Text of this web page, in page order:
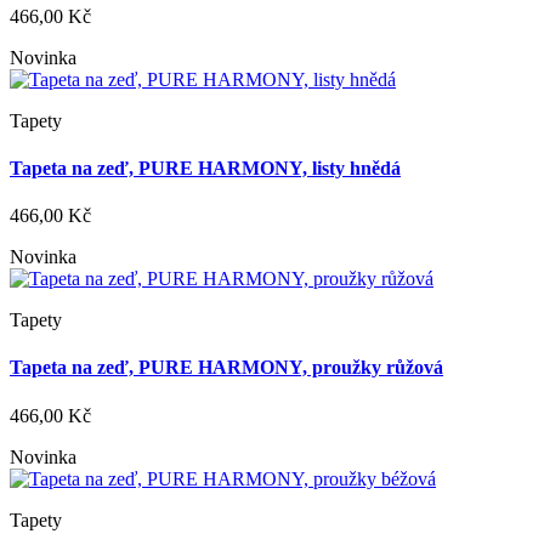
466,00 Kč
Novinka
Tapety
Tapeta na zeď, PURE HARMONY, listy hnědá
466,00 Kč
Novinka
Tapety
Tapeta na zeď, PURE HARMONY, proužky růžová
466,00 Kč
Novinka
Tapety